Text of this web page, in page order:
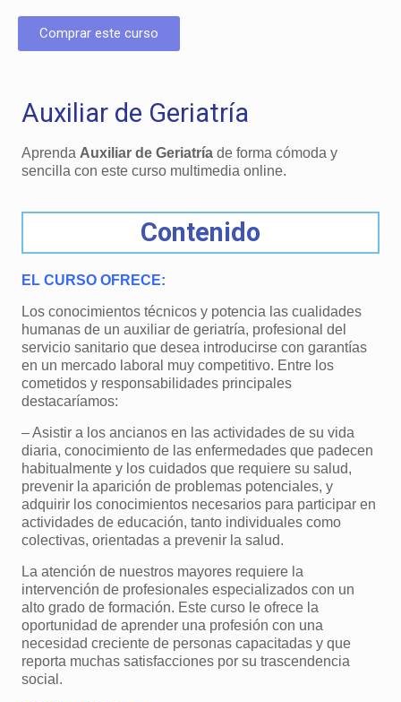
Comprar este curso
Auxiliar de Geriatría
Aprenda Auxiliar de Geriatría de forma cómoda y
sencilla con este curso multimedia online.
Contenido
EL CURSO OFRECE:
Los conocimientos técnicos y potencia las cualidades
humanas de un auxiliar de geriatría, profesional del
servicio sanitario que desea introducirse con garantías
en un mercado laboral muy competitivo. Entre los
cometidos y responsabilidades principales
destacaríamos:
– Asistir a los ancianos en las actividades de su vida
diaria, conocimiento de las enfermedades que padecen
habitualmente y los cuidados que requiere su salud,
prevenir la aparición de problemas potenciales, y
adquirir los conocimientos necesarios para participar en
actividades de educación, tanto individuales como
colectivas, orientadas a prevenir la salud.
La atención de nuestros mayores requiere la
intervención de profesionales especializados con un
alto grado de formación. Este curso le ofrece la
oportunidad de aprender una profesión con una
necesidad creciente de personas capacitadas y que
reporta muchas satisfacciones por su trascendencia
social.